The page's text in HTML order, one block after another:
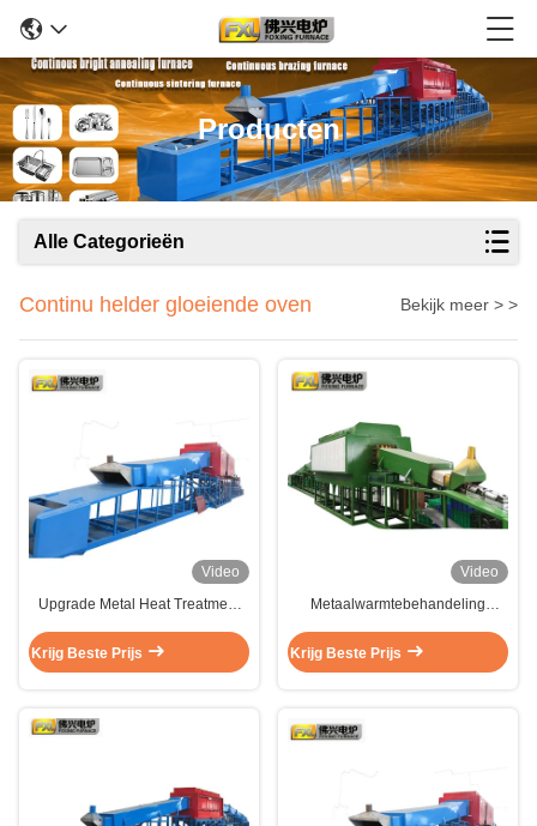
Producten
Alle Categorieën
Continu helder gloeiende oven Bekijk meer > >
Video
Upgrade Metal Heat Treatment
Annealing Furnace And Fast
Heating Rate
Krijg Beste Prijs
Video
Metaalwarmtebehandeling
9001 Gecertificeerde Continue
Blankgloeiovens
Krijg Beste Prijs